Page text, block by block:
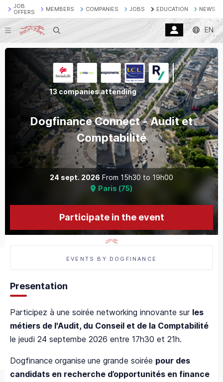
JOB
OFFERS
MEMBERS COMPANIES JOBS EDUCATION NEWS
Search EN
13 companies attending
Dogfinance Connect - Audit et
Comptabilité
24 sept. 2026 From 15h30 to 19h00
Paris (75)
Participate in the event
EVENTS BY DOGFINANCE
Presentation
Participez à une soirée networking innovante sur les
métiers de l'Audit, du Conseil et de la Comptabilité
le jeudi 24 septembe 2026 entre 17h30 et 21h.
Dogfinance organise une grande soirée pour des
candidats en recherche d’opportunités en finance